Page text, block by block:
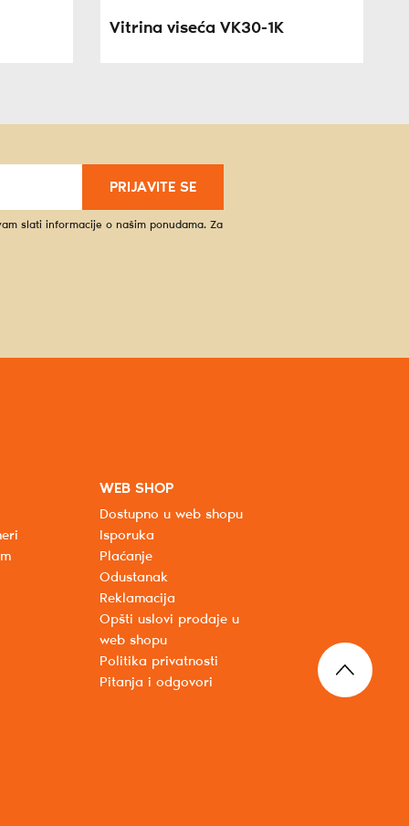
Vitrina viseća VK30-1K
PRIJAVITE SE
slati informacije o našim ponudama. Za
WEB SHOP
Dostupno u web shopu
Isporuka
Plaćanje
Odustanak
Reklamacija
Opšti uslovi prodaje u
web shopu
Politika privatnosti
Pitanja i odgovori